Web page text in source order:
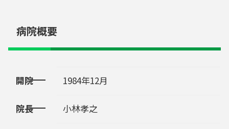
病院概要
開院 1984年12月
院長 小林孝之